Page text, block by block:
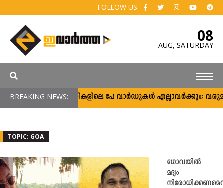
FOLLOW US:
08
AUG, SATURDAY
BREAKING NEWS:
ആശുപത്രികളിലെ പേ വാർഡുകൾ എല്ലാവർക്കും; വരുമാന
TOPIC: GOA
ഗോവയിൽ
മദ്യം